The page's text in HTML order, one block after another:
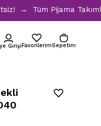
Pijama
GirişiFavorilerimSepetim